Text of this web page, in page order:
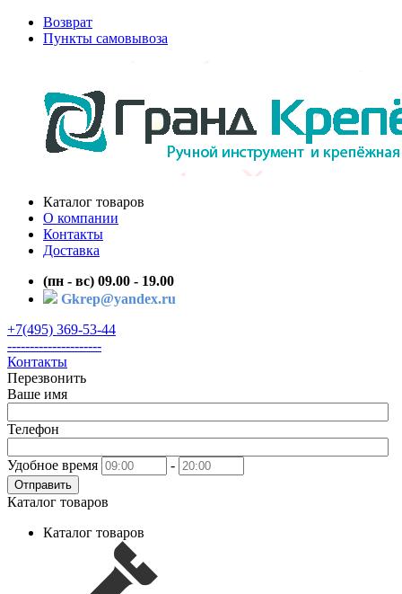
Возврат
Пункты самовывоза
Каталог товаров
О компании
Контакты
Доставка
(пн - вс) 09.00 - 19.00
Gkrep@yandex.ru
+7(495) 369-53-44
---------------------
Контакты
Перезвонить
Ваше имя
Телефон
Удобное время -
Отправить
Каталог товаров
Каталог товаров